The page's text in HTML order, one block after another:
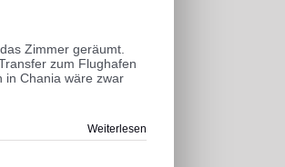
Zimmer geräumt.
zum Flughafen
in Chania wäre zwar
Weiterlesen